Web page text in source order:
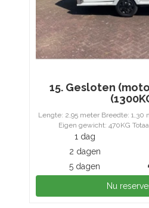
15. Gesloten
Lengte: 2,95 meter Breedte: 1,30
Eigen gewicht: 470KG
1 dag
2 dagen
5 dagen
Nu